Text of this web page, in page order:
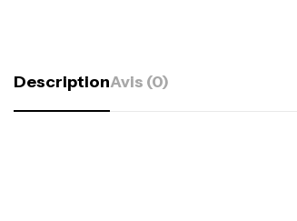
DescriptionAvis (0)